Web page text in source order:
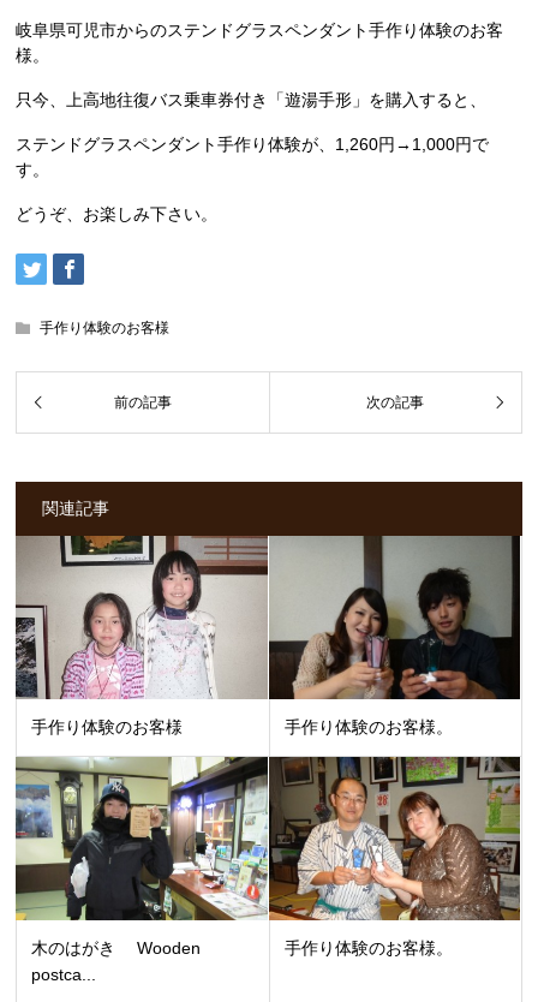
岐阜県可児市からのステンドグラスペンダント手作り体験のお客
様。
只今、上高地往復バス乗車券付き「遊湯手形」を購入すると、
ステンドグラスペンダント手作り体験が、1,260円→1,000円で
す。
どうぞ、お楽しみ下さい。
手作り体験のお客様
関連記事
手作り体験のお客様 手作り体験のお客様。
木のはがき Wooden
postca...
手作り体験のお客様。